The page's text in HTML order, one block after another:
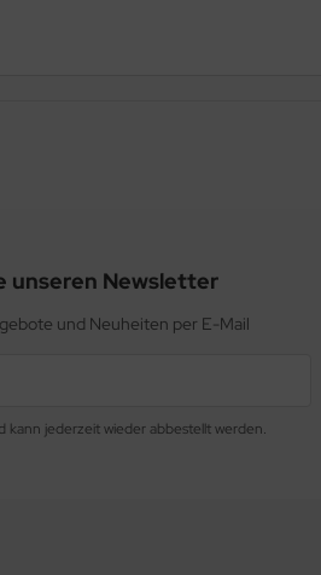
unseren Newsletter
und Neuheiten per E-Mail
kann jederzeit wieder abbestellt werden.